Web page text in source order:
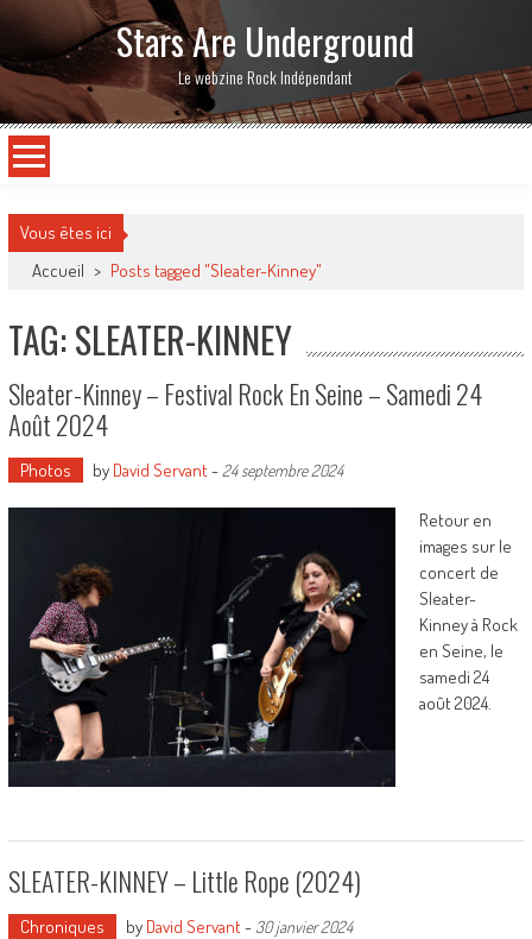
Stars Are Underground
Le webzine Rock Indépendant
Vous êtes ici
Accueil > Posts tagged "Sleater-Kinney"
TAG: SLEATER-KINNEY
Sleater-Kinney – Festival Rock En Seine – Samedi 24
Août 2024
Photos by David Servant- 24 septembre 2024
Retour en
images sur le
concert de
Sleater-
Kinney à Rock
en Seine, le
samedi 24
août 2024.
SLEATER-KINNEY – Little Rope (2024)
Chroniques by David Servant- 30 janvier 2024